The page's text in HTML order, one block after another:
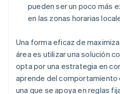
pueden ser un poco más
en las zonas horarias
Una forma eficaz de
área es utilizar una solución
opta por una estrategia en
aprende del comportamiento
una que se apoya en reglas